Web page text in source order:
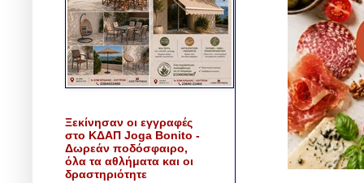
Ξεκίνησαν οι εγγραφές
στο ΚΔΑΠ Joga Bonito -
Δωρεάν ποδόσφαιρο,
όλα τα αθλήματα και οι
δραστηριότητε